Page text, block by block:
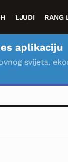
LJUDI RANG
aplikaciju
svijeta,